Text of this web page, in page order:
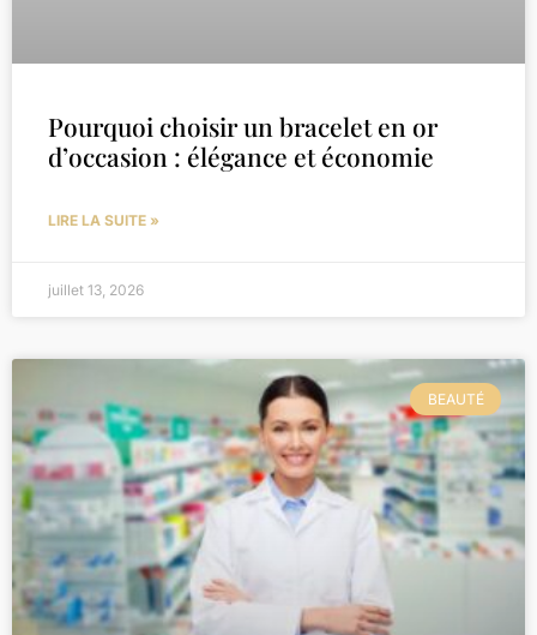
Pourquoi choisir un bracelet en or
d’occasion : élégance et économie
LIRE LA SUITE »
juillet 13, 2026
BEAUTÉ